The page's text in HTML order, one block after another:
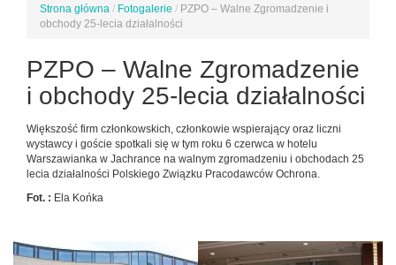
Jesteś
tutaj
Strona główna / Fotogalerie / PZPO – Walne Zgromadzenie i
obchody 25-lecia działalności
PZPO – Walne Zgromadzenie
i obchody 25-lecia działalności
Większość firm członkowskich, członkowie wspierający oraz liczni
wystawcy i goście spotkali się w tym roku 6 czerwca w hotelu
Warszawianka w Jachrance na walnym zgromadzeniu i obchodach 25
lecia działalności Polskiego Związku Pracodawców Ochrona.
Fot. : Ela Końka